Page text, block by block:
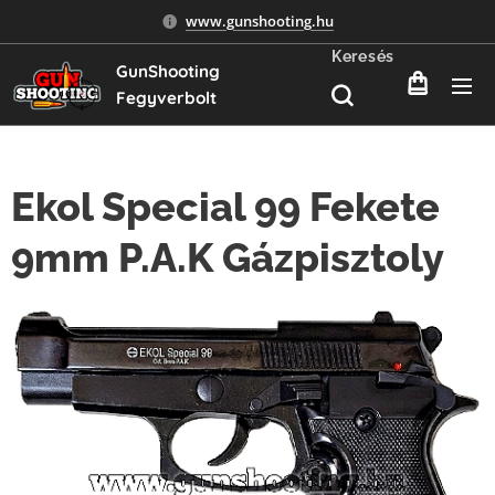
www.gunshooting.hu
GunShooting
Fegyverbolt
Keresés
Ekol Special 99 Fekete
9mm P.A.K Gázpisztoly